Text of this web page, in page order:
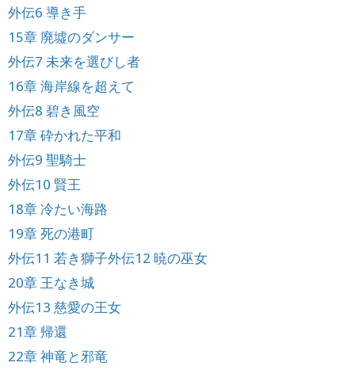
外伝6 導き手
15章 廃墟のダンサー
外伝7 未来を選びし者
16章 海岸線を超えて
外伝8 碧き風空
17章 砕かれた平和
外伝9 聖騎士
外伝10 賢王
18章 冷たい海路
19章 死の港町
外伝11 若き獅子外伝12 暁の巫女
20章 王なき城
外伝13 慈愛の王女
21章 帰還
22章 神竜と邪竜